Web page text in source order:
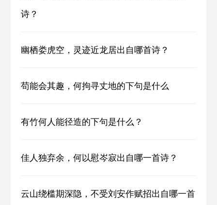
诗？
幽栖娄虎空，灵迹近龙居出自哪首诗？
苟能会其趣，何拘寻丈地的下句是什么
有竹何人能径造的下句是什么？
佳人独弃余，何以慰岑寂出自哪一首诗？
云山绕槛期深隐，不受刘安作赋招出自哪一首